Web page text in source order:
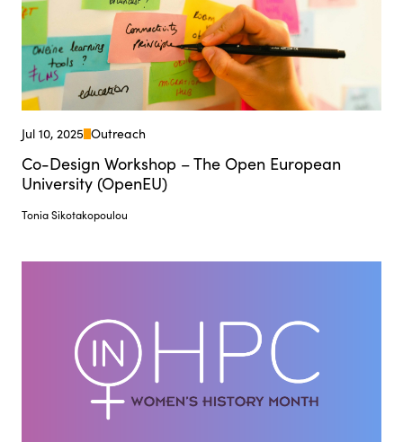
Jul 10, 2025 Outreach
Co-Design Workshop – The Open European
University (OpenEU)
Tonia Sikotakopoulou